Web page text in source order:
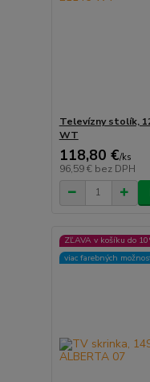
Televízny stolík,
WT
118,80 €/ks
96,59 € bez DPH
ZĽAVA v košíku do
viac farebných